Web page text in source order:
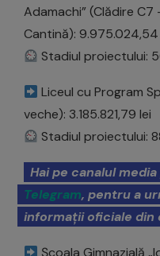
Adamachi” (Clădire
Cantină): 9.975.024,54
Stadiul proiectului:
Liceul cu Program
veche): 3.185.821,79 lei
Stadiul proiectului:
Hai pe canalul
Telegram, pentru a
informații oficiale din
Școala Gimnazială